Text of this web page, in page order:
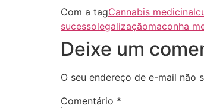
Com a tagCannabis medicinal
sucessolegalizaçãomaconha
Deixe um
O seu endereço de e-mail não
Comentário *